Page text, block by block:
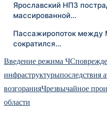
Ярославский НПЗ
массированной…
Пассажиропоток между
сократился…
Введение режима ЧС
инфраструктурыпоследствия
возгоранияЧрезвычайное
области